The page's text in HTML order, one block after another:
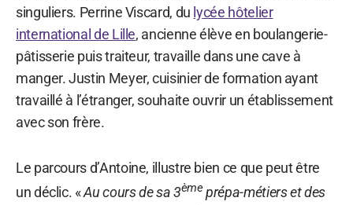
singuliers. Perrine Viscard, du lycée hôtelier
international de Lille, ancienne élève en boulangerie-
pâtisserie puis traiteur, travaille dans une cave à
manger. Justin Meyer, cuisinier de formation ayant
travaillé à l’étranger, souhaite ouvrir un établissement
avec son frère.
Le parcours d’Antoine, illustre bien ce que peut être
un déclic. «Au cours de sa 3èmeprépa-métiers et des